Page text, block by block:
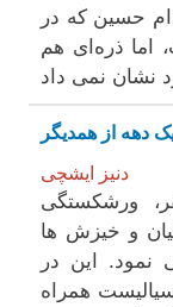
حسین که در
اما ذره‌ای هم
دهه از همدیگر
دنیز ایشچی
ورشکستگی
و خیزش ها
این در
همراه